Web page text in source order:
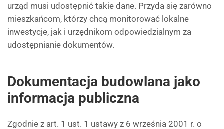
urząd musi udostępnić takie dane. Przyda się zarówno
mieszkańcom, którzy chcą monitorować lokalne
inwestycje, jak i urzędnikom odpowiedzialnym za
udostępnianie dokumentów.
Dokumentacja budowlana jako
informacja publiczna
Zgodnie z art. 1 ust. 1 ustawy z 6 września 2001 r. o